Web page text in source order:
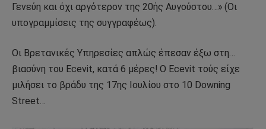
Γενεύη και όχι αργότερον της 20ής Αυγούστου…» (Οι
υπογραμμίσεις της συγγραφέως).
Οι Βρετανικές Υπηρεσίες απλώς έπεσαν έξω στη…
βιασύνη του Ecevit, κατά 6 μέρες! Ο Ecevit τούς είχε
μιλήσει το βράδυ της 17ης Ιουλίου στο 10 Downing
Street…